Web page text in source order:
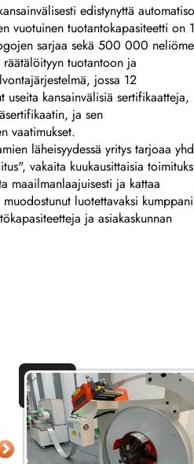
edistynyttä
vuotuinen tuotantokapasiteetti on
sarjaa sekä 500 000
tuotantoon ja
jossa 12
kansainvälisiä sertifikaatteja,
ja sen
vaatimukset.
läheisyydessä yritys tarjoaa
vakaita kuukausittaisia
maailmanlaajuisesti ja kattaa
luotettavaksi
ja asiakaskunnan